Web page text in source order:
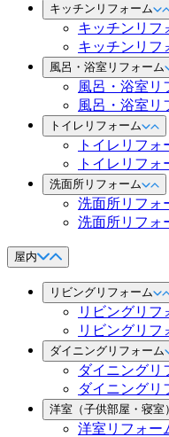
キッチンリフォーム
キッチンリフ
キッチンリフ
風呂・浴室リフォーム
風呂・浴室リ
風呂・浴室リ
トイレリフォーム
トイレリフ
トイレリフォ
洗面所リフォーム
洗面所リフォ
洗面所リフォ
屋内
リビングリフォーム
リビングリフ
リビングリフ
ダイニングリフォーム
ダイニングリ
ダイニングリ
洋室（子供部屋・寝室
洋室リフォー